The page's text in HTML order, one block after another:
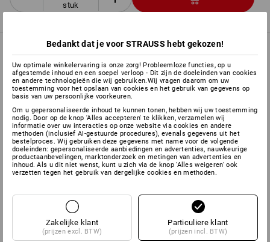
stuk
PRODUKT INFO
BESCHRIJVING EXTRA'S
conformDIN EN 397:2012
biedt optimale bescherming bij de bos- en landbouw
4-punts binnenwerk met comfortabele riemband
helmschaal van ABS-kunststof
met leren zweetband en ventilatiespleet
regelbare hoofdomvang van 53 tot 62 cm
uitstekende bescherming tegen spanen en splinters
inclusief gehoorbeschermers
Optime l conform
352-3:2002voor helmbevestiging met 30 mm opname
Bedankt dat je voor STRAUSS hebt gekozen!
Uw optimale winkelervaring is onze zorg! Probleemloze functies, op u
afgestemde inhoud en een soepel verloop - Dit zijn de doeleinden van cookies
en andere technologieën die wij gebruiken.Wij vragen daarom om uw
toestemming voor het opslaan van cookies en het gebruik van gegevens op
basis van uw persoonlijke voorkeuren.
Om u gepersonaliseerde inhoud te kunnen tonen, hebben wij uw toestemming
nodig. Door op de knop 'Alles accepteren' te klikken, verzamelen wij
informatie over uw interacties op onze website via cookies en andere
methoden (inclusief AI-gestuurde procedures), evenals gegevens uit het
bestelproces. Wij gebruiken deze gegevens met name voor de volgende
doeleinden: gepersonaliseerde aanbiedingen en advertenties, nauwkeurige
productaanbevelingen, marktonderzoek en metingen van advertenties en
inhoud. Als u dit niet wenst, kunt u zich via de knop 'Alles weigeren' ook
verzetten tegen het gebruik van dergelijke cookies en methoden.
Zakelijke klant
(prijzen excl. BTW)
Particuliere klant
(prijzen incl. BTW)